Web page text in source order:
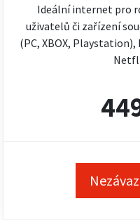
Ideální internet pro
uživatelů či zařízení
(PC, XBOX,